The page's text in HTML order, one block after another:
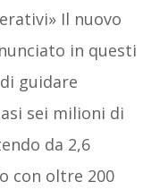
Il nuovo
in questi
guidare
sei milioni di
da 2,6
con oltre 200